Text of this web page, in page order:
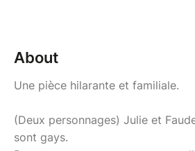
About
Une pièce hilarante et familiale.
(Deux personnages) Julie et
sont gays.